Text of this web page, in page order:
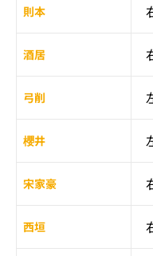
則本
酒居
弓削
櫻井
宋家豪
西垣